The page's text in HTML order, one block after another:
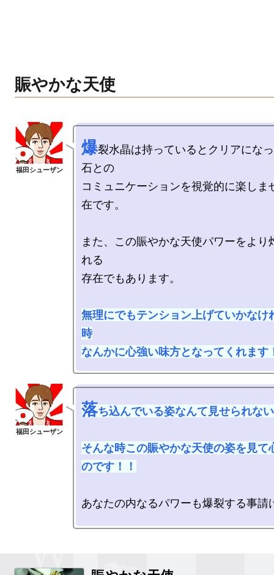
賑やかな天使
爆裂水晶は持っているとクリアにな
石との
コミュニケーションを視覚的に楽しま
在です。
また、この賑やかな天使パワーをより
れる
存在でもあります。
無理にでもテンション上げていかなけ
時
なんかに心強い味方となってくれます
落ち込んでいる姿なんて見せられな
そんな時この賑やかな天使の姿を見て
のです！！
あなたの内なるパワーも爆裂する事請